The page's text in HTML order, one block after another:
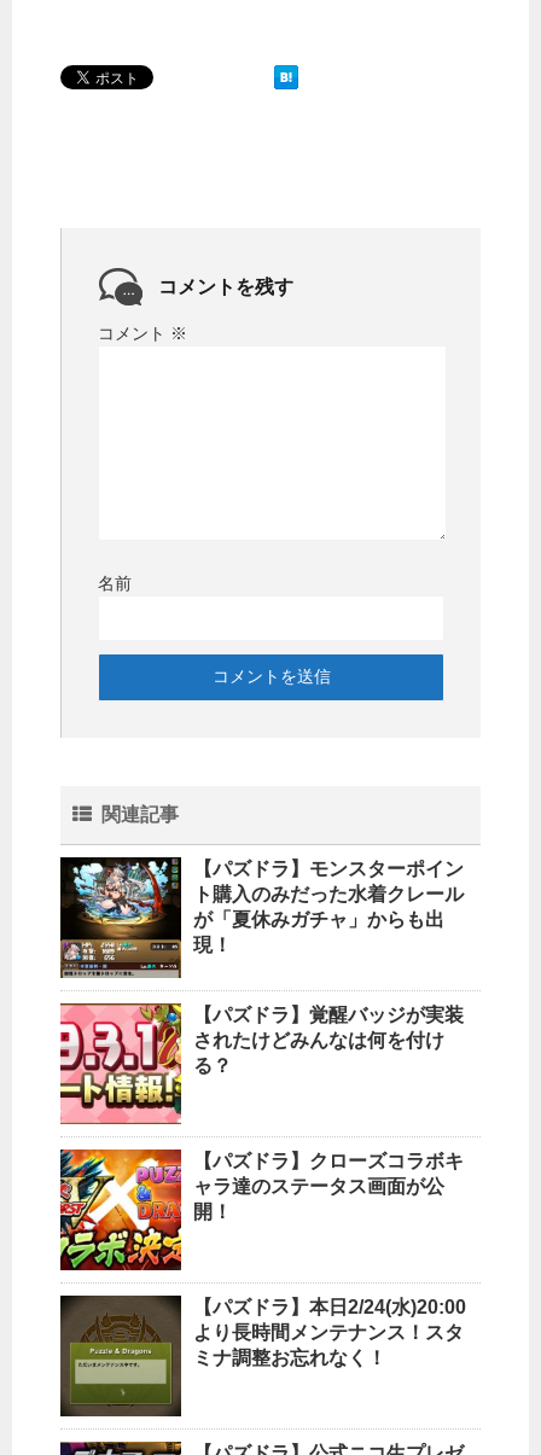
コメントを残す
コメント ※
名前
関連記事
【パズドラ】モンスターポイン
ト購入のみだった水着クレール
が「夏休みガチャ」からも出
現！
【パズドラ】覚醒バッジが実装
されたけどみんなは何を付け
る？
【パズドラ】クローズコラボキ
ャラ達のステータス画面が公
開！
【パズドラ】本日2/24(水)20:00
より長時間メンテナンス！スタ
ミナ調整お忘れなく！